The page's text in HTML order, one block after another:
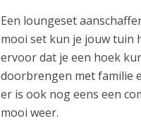
Een loungeset
mooi set kun je jouw tuin
ervoor dat je een hoek
doorbrengen met familie
er is ook nog eens een
mooi weer.